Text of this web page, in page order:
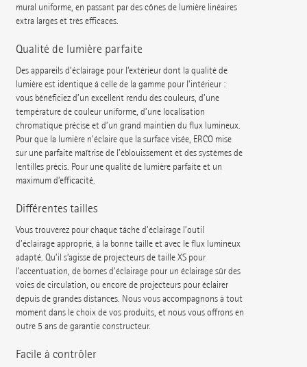
mural uniforme, en passant par des cônes de lumière linéaires
extra larges et très efficaces.
Qualité de lumière parfaite
Des appareils d’éclairage pour l’extérieur dont la qualité de
lumière est identique à celle de la gamme pour l’intérieur :
vous bénéficiez d’un excellent rendu des couleurs, d’une
température de couleur uniforme, d’une localisation
chromatique précise et d’un grand maintien du flux lumineux.
Pour que la lumière n’éclaire que la surface visée, ERCO mise
sur une parfaite maîtrise de l’éblouissement et des systèmes de
lentilles précis. Pour une qualité de lumière parfaite et un
maximum d’efficacité.
Différentes tailles
Vous trouverez pour chaque tâche d’éclairage l’outil
d’éclairage approprié, à la bonne taille et avec le flux lumineux
adapté. Qu’il s’agisse de projecteurs de taille XS pour
l’accentuation, de bornes d’éclairage pour un éclairage sûr des
voies de circulation, ou encore de projecteurs pour éclairer
depuis de grandes distances. Nous vous accompagnons à tout
moment dans le choix de vos produits, et nous vous offrons en
outre 5 ans de garantie constructeur.
Facile à contrôler